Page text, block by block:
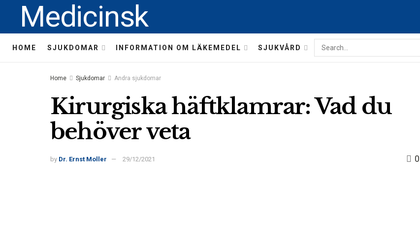
Medicinsk
HOME SJUKDOMAR INFORMATION OM LÄKEMEDEL SJUKVÅRD
Home Sjukdomar Andra sjukdomar
Kirurgiska häftklamrar: Vad du
behöver veta
by Dr. Ernst Moller 29/12/2021 0